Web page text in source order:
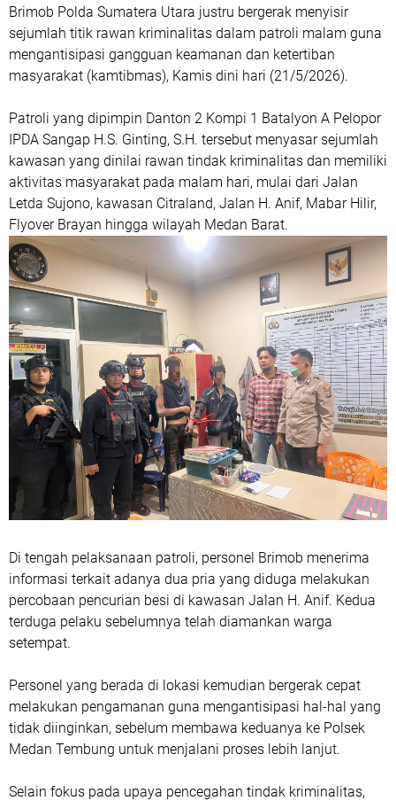
Brimob Polda Sumatera Utara justru bergerak menyisir
sejumlah titik rawan kriminalitas dalam patroli malam guna
mengantisipasi gangguan keamanan dan ketertiban
masyarakat (kamtibmas), Kamis dini hari (21/5/2026).
Patroli yang dipimpin Danton 2 Kompi 1 Batalyon A Pelopor
IPDA Sangap H.S. Ginting, S.H. tersebut menyasar sejumlah
kawasan yang dinilai rawan tindak kriminalitas dan memiliki
aktivitas masyarakat pada malam hari, mulai dari Jalan
Letda Sujono, kawasan Citraland, Jalan H. Anif, Mabar Hilir,
Flyover Brayan hingga wilayah Medan Barat.
Di tengah pelaksanaan patroli, personel Brimob menerima
informasi terkait adanya dua pria yang diduga melakukan
percobaan pencurian besi di kawasan Jalan H. Anif. Kedua
terduga pelaku sebelumnya telah diamankan warga
setempat.
Personel yang berada di lokasi kemudian bergerak cepat
melakukan pengamanan guna mengantisipasi hal-hal yang
tidak diinginkan, sebelum membawa keduanya ke Polsek
Medan Tembung untuk menjalani proses lebih lanjut.
Selain fokus pada upaya pencegahan tindak kriminalitas,